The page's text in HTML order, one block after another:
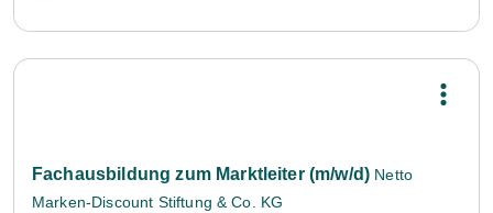
Fachausbildung zum Marktleiter (m/w/d) Netto
Marken-Discount Stiftung & Co. KG